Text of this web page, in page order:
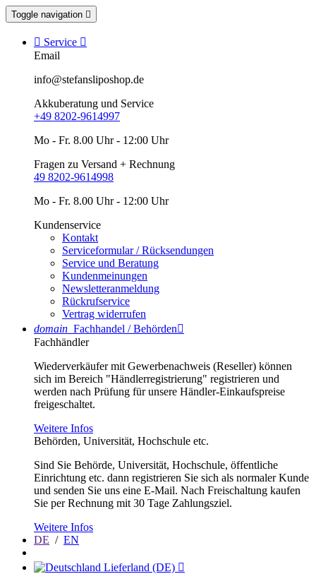
Toggle navigation 
 Service 
Email
info@stefansliposhop.de
Akkuberatung und Service
+49 8202-9614997
Mo - Fr. 8.00 Uhr - 12:00 Uhr
Fragen zu Versand + Rechnung
49 8202-9614998
Mo - Fr. 8.00 Uhr - 12:00 Uhr
Kundenservice
Kontakt
Serviceformular / Rücksendungen
Service und Beratung
Kundenmeinungen
Newsletteranmeldung
Rückrufservice
Vertrag widerrufen
domain Fachhandel / Behörden
Fachhändler
Wiederverkäufer mit Gewerbenachweis (Reseller) können
sich im Bereich "Händlerregistrierung" registrieren und
werden nach Prüfung für unsere Händler-Einkaufspreise
freigeschaltet.
Weitere Infos
Behörden, Universität, Hochschule etc.
Sind Sie Behörde, Universität, Hochschule, öffentliche
Einrichtung etc. dann registrieren Sie sich als normaler Kunde
und senden Sie uns eine E-Mail. Nach Freischaltung kaufen
Sie per Rechnung mit 30 Tage Zahlungsziel.
Weitere Infos
DE / EN
Lieferland (DE) 